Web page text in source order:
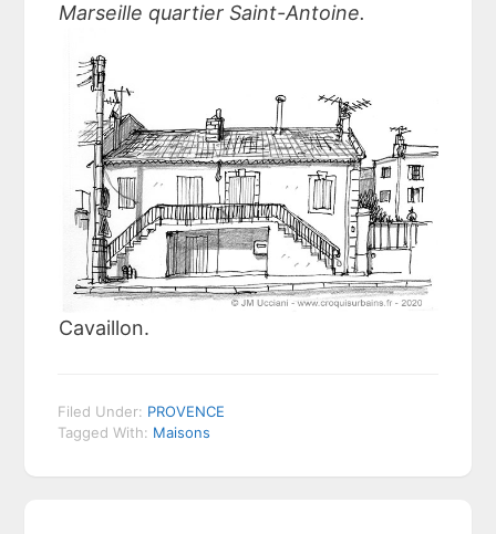
Marseille quartier Saint-Antoine.
Cavaillon.
Filed Under: PROVENCE
Tagged With: Maisons